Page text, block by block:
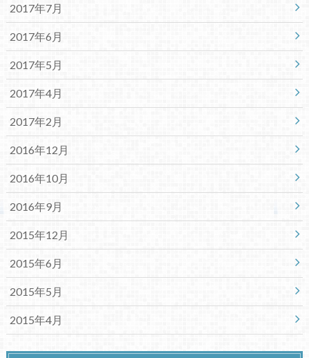
2017年7月
2017年6月
2017年5月
2017年4月
2017年2月
2016年12月
2016年10月
2016年9月
2015年12月
2015年6月
2015年5月
2015年4月